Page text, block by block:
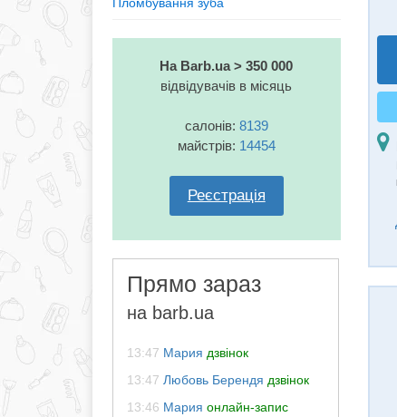
На Barb.ua > 350 000
відвідувачів в місяць
салонів: 8139
майстрів: 14454
Реєстрація
Прямо зараз
на barb.ua
13:47 Мария дзвінок
13:47 Любовь Берендя дзвінок
13:46 Мария онлайн-запис